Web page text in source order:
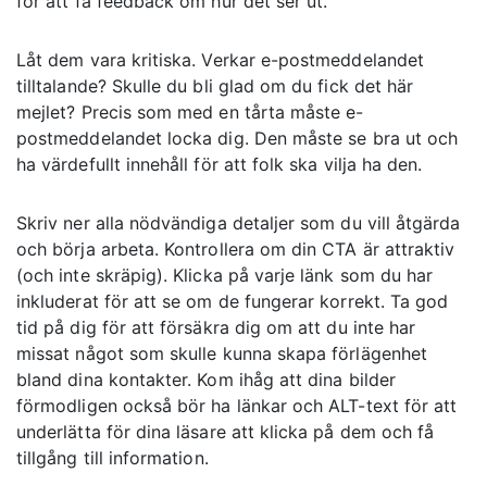
Låt dem vara kritiska. Verkar e-postmeddelandet
tilltalande? Skulle du bli glad om du fick det här
mejlet? Precis som med en tårta måste e-
postmeddelandet locka dig. Den måste se bra ut och
ha värdefullt innehåll för att folk ska vilja ha den.
Skriv ner alla nödvändiga detaljer som du vill åtgärda
och börja arbeta. Kontrollera om din CTA är attraktiv
(och inte skräpig). Klicka på varje länk som du har
inkluderat för att se om de fungerar korrekt. Ta god
tid på dig för att försäkra dig om att du inte har
missat något som skulle kunna skapa förlägenhet
bland dina kontakter. Kom ihåg att dina bilder
förmodligen också bör ha länkar och ALT-text för att
underlätta för dina läsare att klicka på dem och få
tillgång till information.